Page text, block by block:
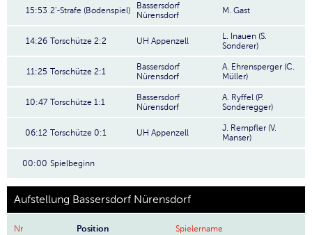
15:53 2'-Strafe (Bodenspiel)
Bassersdorf
Nürensdorf
M. Gast
14:26 Torschütze 2:2 UH Appenzell
L. Inauen (S.
Sonderer)
11:25 Torschütze 2:1
Bassersdorf
Nürensdorf
A. Ehrensperger (C.
Müller)
10:47 Torschütze 1:1
Bassersdorf
Nürensdorf
A. Ryffel (P.
Sonderegger)
06:12 Torschütze 0:1 UH Appenzell
J. Rempfler (V.
Manser)
00:00 Spielbeginn
Aufstellung Bassersdorf Nürensdorf
Nr Position Spielername